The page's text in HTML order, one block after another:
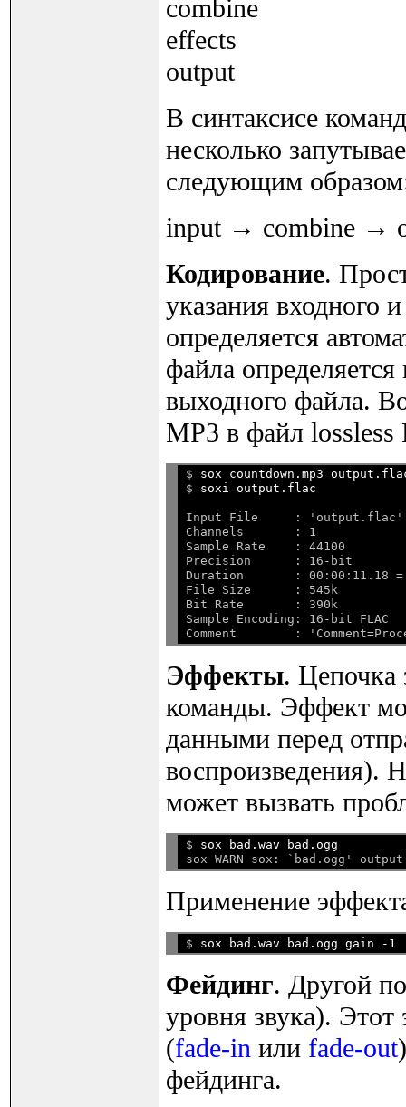
combine
effects
output
В синтаксисе
несколько
следующим
input → combine →
Кодирование.
указания входного
определяется
файла
выходного файла.
MP3 в файл
$ sox countdown.mp3
$ soxi output.flac
Input File     : 'output.flac'
Channels       : 1
Sample Rate    : 44100
Precision      : 16-bit
Duration       : 00:00:11.18 =
File Size      : 545k
Bit Rate       : 390k
Sample Encoding: 16-bit FLAC
Эффекты. Цепочка
команды. Эффект
данными перед
воспроизведения).
может вызвать
$ sox bad.wav bad.ogg
Применение
$
Фейдинг. Другой
уровня звука).
(fade-in или fade-out
фейдинга.